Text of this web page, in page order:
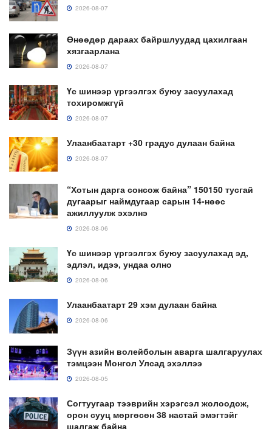
2026-08-07
Өнөөдөр дараах байршлуудад цахилгаан
хязгаарлана
2026-08-07
Үс шинээр үргээлгэх буюу засуулахад
тохиромжгүй
2026-08-07
Улаанбаатарт +30 градус дулаан байна
2026-08-07
“Хотын дарга сонсож байна” 150150 тусгай
дугаарыг наймдугаар сарын 14-нөөс
ажиллуулж эхэлнэ
2026-08-06
Үс шинээр үргээлгэх буюу засуулахад эд,
эдлэл, идээ, ундаа олно
2026-08-06
Улаанбаатарт 29 хэм дулаан байна
2026-08-06
Зүүн азийн волейболын аварга шалгаруулах
тэмцээн Монгол Улсад эхэллээ
2026-08-05
Согтуугаар тээврийн хэрэгсэл жолоодож,
орон сууц мөргөсөн 38 настай эмэгтэйг
шалгаж байна